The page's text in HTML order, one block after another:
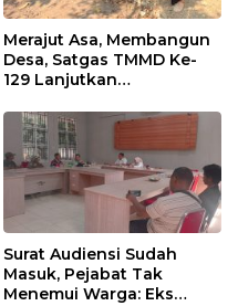
Merajut Asa, Membangun
Desa, Satgas TMMD Ke-
129 Lanjutkan
Surat Audiensi Sudah
Masuk, Pejabat Tak
Menemui Warga: Eks